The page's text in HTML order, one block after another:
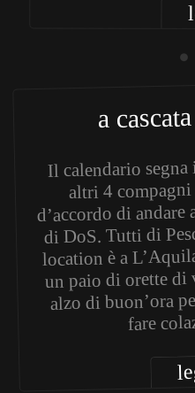
a
Il calendario
altri 4
d’accordo di andare
di DoS. Tutti di
location è a
un paio di orette
alzo di buon’ora
fare